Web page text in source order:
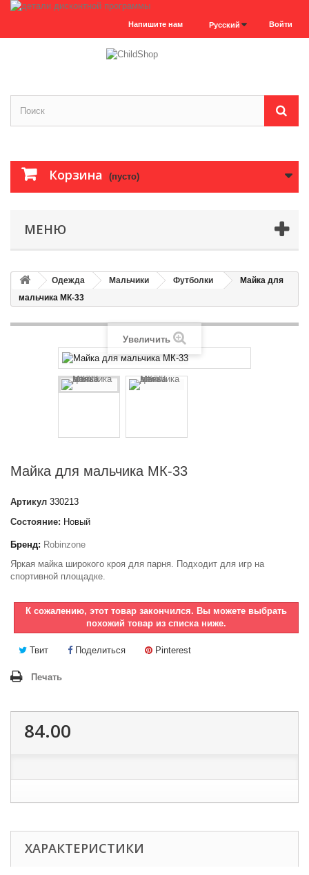
Войти
Русский
Напишите нам
Корзина (пусто)
МЕНЮ
Одежда Мальчики Футболки
Майка для
мальчика МК-33
Увеличить
Майка для мальчика МК-33
Артикул 330213
Состояние: Новый
Бренд: Robinzone
Яркая майка широкого кроя для парня. Подходит для игр на
спортивной площадке.
К сожалению, этот товар закончился. Вы можете выбрать
похожий товар из списка ниже.
Твит Поделиться Pinterest
Печать
84.00
ХАРАКТЕРИСТИКИ